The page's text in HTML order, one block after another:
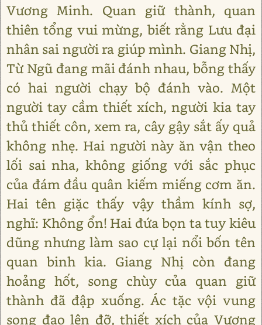
Vương Minh. Quan giữ thành, quan
thiên tổng vui mừng, biết rằng Lưu đại
nhân sai người ra giúp mình. Giang Nhị,
Từ Ngũ đang mãi đánh nhau, bỗng thấy
có hai người chạy bộ đánh vào. Một
người tay cầm thiết xích, người kia tay
thủ thiết côn, xem ra, cây gậy sắt ấy quả
không nhẹ. Hai người này ăn vận theo
lối sai nha, không giống với sắc phục
của đám đầu quân kiếm miếng cơm ăn.
Hai tên giặc thấy vậy thầm kính sợ,
nghĩ: Không ổn! Hai đứa bọn ta tuy kiêu
dũng nhưng làm sao cự lại nổi bốn tên
quan binh kia. Giang Nhị còn đang
hoảng hốt, song chùy của quan giữ
thành đã đập xuống. Ác tặc vội vung
song đao lên đỡ, thiết xích của Vương